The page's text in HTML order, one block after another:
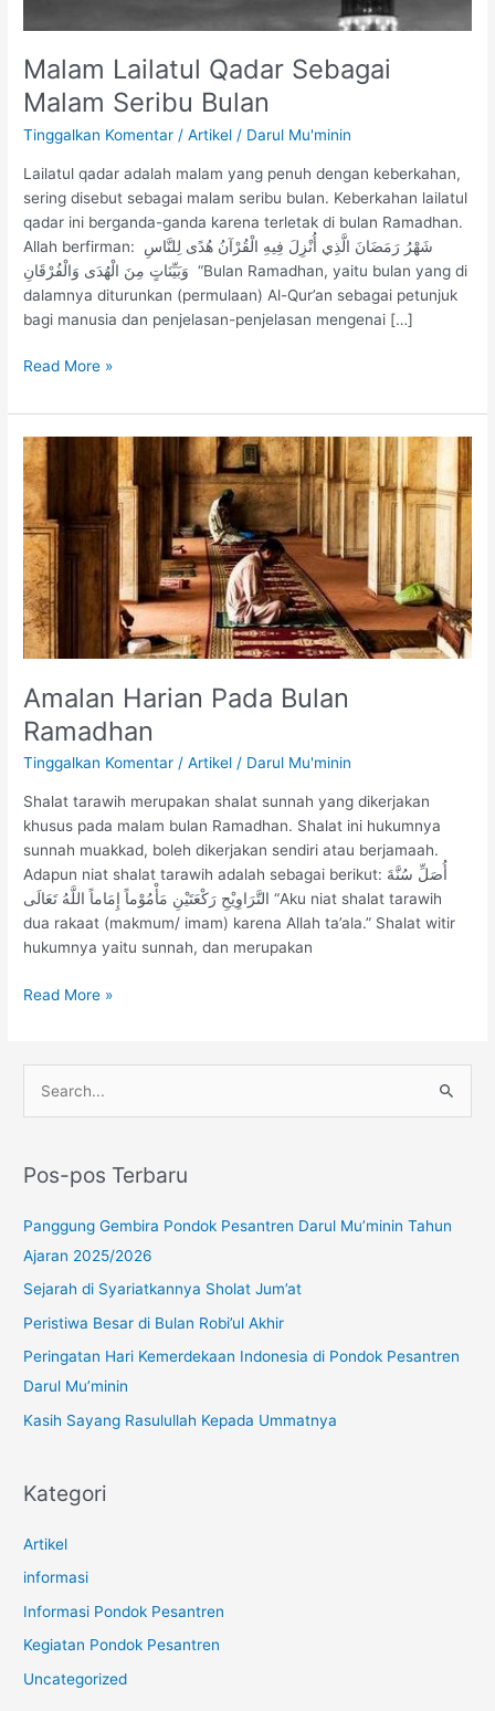
Malam Lailatul Qadar Sebagai
Malam Seribu Bulan
Tinggalkan Komentar /Artikel / Darul Mu'minin
Lailatul qadar adalah malam yang penuh dengan keberkahan,
sering disebut sebagai malam seribu bulan. Keberkahan lailatul
qadar ini berganda-ganda karena terletak di bulan Ramadhan.
Allah berfirman: شَهْرُ رَمَضَانَ الَّذِي أُنْزِلَ فِيهِ الْقُرْآنُ هُدًى لِلنَّاسِ
وَبَيِّنَاتٍ مِنَ الْهُدَى وَالْفُرْقَانِ “Bulan Ramadhan, yaitu bulan yang di
dalamnya diturunkan (permulaan) Al-Qur’an sebagai petunjuk
bagi manusia dan penjelasan-penjelasan mengenai […]
Read More »
Amalan Harian Pada Bulan
Ramadhan
Tinggalkan Komentar /Artikel / Darul Mu'minin
Shalat tarawih merupakan shalat sunnah yang dikerjakan
khusus pada malam bulan Ramadhan. Shalat ini hukumnya
sunnah muakkad, boleh dikerjakan sendiri atau berjamaah.
Adapun niat shalat tarawih adalah sebagai berikut: أُصَلِّ سُنَّةَ
التَّرَاوِيْحِ رَكْعَتَيْنِ مَأْمُوْماً إِمَاماً اللَّهُ تَعَالَى “Aku niat shalat tarawih
dua rakaat (makmum/ imam) karena Allah ta’ala.” Shalat witir
hukumnya yaitu sunnah, dan merupakan
Amalan
Harian
Pada
Bulan
Ramadhan
Read More »
i
k
:
Pos-pos Terbaru
Panggung Gembira Pondok Pesantren Darul Mu’minin Tahun
Ajaran 2025/2026
Sejarah di Syariatkannya Sholat Jum’at
Peristiwa Besar di Bulan Robi’ul Akhir
Peringatan Hari Kemerdekaan Indonesia di Pondok Pesantren
Darul Mu’minin
Kasih Sayang Rasulullah Kepada Ummatnya
Kategori
Artikel
informasi
Informasi Pondok Pesantren
Kegiatan Pondok Pesantren
Uncategorized
InstagramYouTube WhatsApp